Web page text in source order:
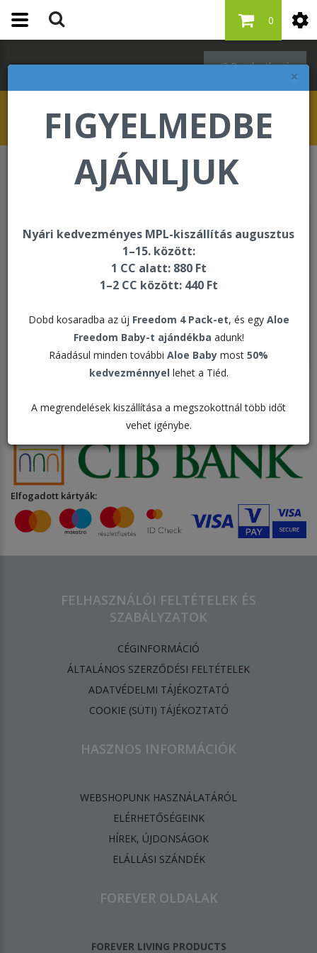
×
FIGYELMEDBE
AJÁNLJUK
Nyári kedvezményes MPL-kiszállítás augusztus
1–15. között:
1 CC alatt: 880 Ft
1–2 CC között: 440 Ft
Dobd kosaradba az új Freedom 4 Pack-et, és egy Aloe
Freedom Baby-t ajándékba adunk!
Ráadásul minden további Aloe Baby most 50%
kedvezménnyel lehet a Tiéd.
A megrendelések kiszállítása a megszokottnál több időt
vehet igénybe.
Bejelentkezés
0
Regisztráció
első megrendelését, amely legalább
nettó 23.553 Ft értékű. A vásárlási
összeg eléréséhez kérjük hogy
helyezzen még legalább 23.553 Ft
ebbe az összegbe nem számítanak
bele az oktatási és segédanyagok
Bankkártyás fizetési szolgáltató:
Elfogadott kártyák:
FELHASZNÁLÓI FELTÉTELEK ÉS
SZABÁLYZATOK
CÉGINFORMÁCIÓ
ÁLTALÁNOS SZERZŐDÉSI FELTÉTELEK
ADATVÉDELMI TÁJÉKOZTATÓ
​COOKIE (SÜTI) TÁJÉKOZTATÓ
HASZNOS INFORMÁCIÓK
WEBSHOPUNK HASZNÁLATÁRÓL
ELÉRHETŐSÉGEINK
HÍREK, ÚJDONSÁGOK
ELÁLLÁSI SZÁNDÉK
FOREVER OLDALAK
FOREVER LIVING PRODUCTS